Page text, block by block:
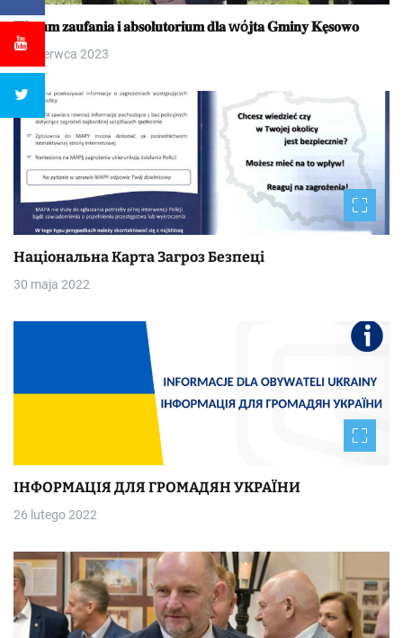
𝐖𝐨𝐭𝐮𝐦 𝐳𝐚𝐮𝐟𝐚𝐧𝐢𝐚 𝐢 𝐚𝐛𝐬𝐨𝐥𝐮𝐭𝐨𝐫𝐢𝐮𝐦 𝐝𝐥𝐚 wó𝐣𝐭𝐚 𝐆𝐦𝐢𝐧𝐲 𝐊𝐞̨𝐬𝐨𝐰𝐨
23 czerwca 2023
Національна Kapтa Загроз Безпеці
30 maja 2022
ІНФОРМАЦІЯ ДЛЯ ГРОМАДЯН УКРАЇНИ
26 lutego 2022